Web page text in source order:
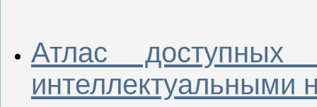
Атлас
интеллектуальными